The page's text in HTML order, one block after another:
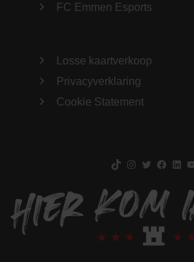
FC Emmen Esports
Losse kaartverkoop
Privacyverklaring
Cookie Statement